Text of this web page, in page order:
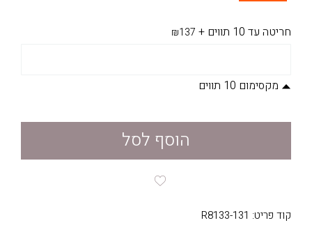
חריטה עד 10 תווים +
₪137
מקסימום 10 תווים
הוסף לסל
קוד פריט: R8133-131